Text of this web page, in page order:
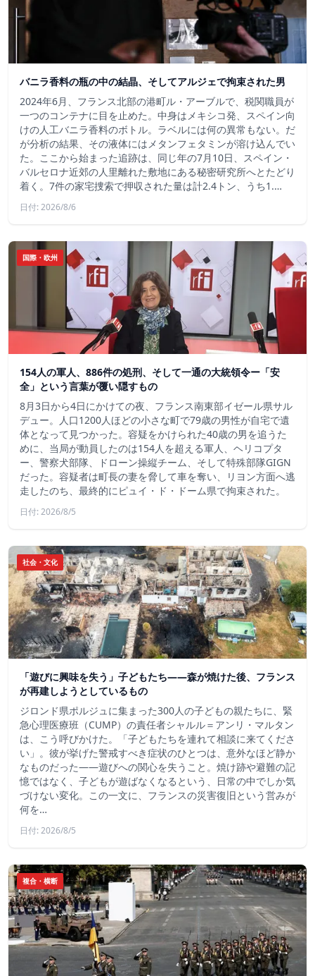
バニラ香料の瓶の中の結晶、そしてアルジェで拘束された男
2024年6月、フランス北部の港町ル・アーブルで、税関職員が
一つのコンテナに目を止めた。中身はメキシコ発、スペイン向
けの人工バニラ香料のボトル。ラベルには何の異常もない。だ
が分析の結果、その液体にはメタンフェタミンが溶け込んでい
た。ここから始まった追跡は、同じ年の7月10日、スペイン・
バルセロナ近郊の人里離れた敷地にある秘密研究所へとたどり
着く。7件の家宅捜索で押収された量は計2.4トン、うち1.…
日付: 2026/8/6
国際・欧州
154人の軍人、886件の処刑、そして一通の大統領令ー「安
全」という言葉が覆い隠すもの
8月3日から4日にかけての夜、フランス南東部イゼール県サル
デュー。人口1200人ほどの小さな町で79歳の男性が自宅で遺
体となって見つかった。容疑をかけられた40歳の男を追うた
めに、当局が動員したのは154人を超える軍人、ヘリコプタ
ー、警察犬部隊、ドローン操縦チーム、そして特殊部隊GIGN
だった。容疑者は町長の妻を脅して車を奪い、リヨン方面へ逃
走したのち、最終的にピュイ・ド・ドーム県で拘束された。
日付: 2026/8/5
社会・文化
「遊びに興味を失う」子どもたち——森が焼けた後、フランス
が再建しようとしているもの
ジロンド県ポルジュに集まった300人の子どもの親たちに、緊
急心理医療班（CUMP）の責任者シャルル＝アンリ・マルタン
は、こう呼びかけた。「子どもたちを連れて相談に来てくださ
い」。彼が挙げた警戒すべき症状のひとつは、意外なほど静か
なものだった――遊びへの関心を失うこと。焼け跡や避難の記
憶ではなく、子どもが遊ばなくなるという、日常の中でしか気
づけない変化。この一文に、フランスの災害復旧という営みが
何を…
日付: 2026/8/5
複合・横断